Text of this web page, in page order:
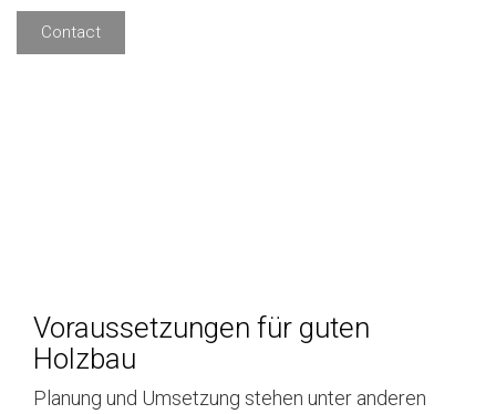
Contact
Voraussetzungen für guten
Holzbau
Planung und Umsetzung stehen unter anderen